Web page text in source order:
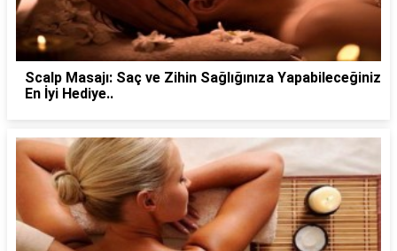
Scalp Masajı: Saç ve Zihin Sağlığınıza Yapabileceğiniz
En İyi Hediye..